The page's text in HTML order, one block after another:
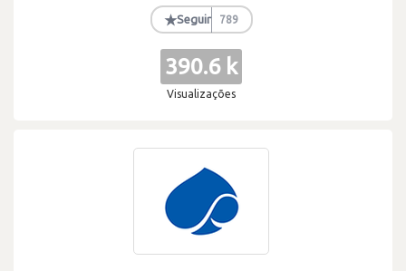
★Seguir 789
390.6 k
Visualizações